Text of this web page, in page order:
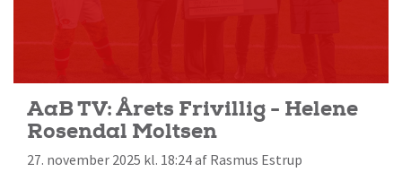
AaB TV: Årets Frivillig - Helene
Rosendal Moltsen
27. november 2025 kl. 18:24 af Rasmus Estrup